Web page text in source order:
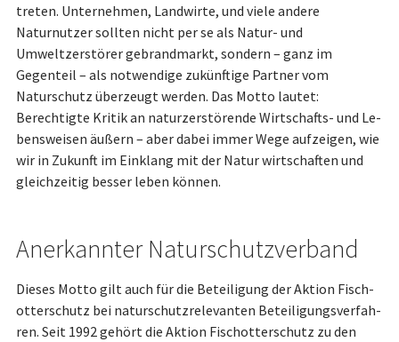
treten. Unternehmen, Landwirte, und viele andere
Naturnutzer sollten nicht per se als Natur- und
Umweltzerstörer gebrandmarkt, sondern – ganz im
Gegenteil – als notwendige zukünftige Partner vom
Naturschutz überzeugt werden. Das Motto lautet:
Berechtigte Kritik an naturzerstörende Wirtschafts- und Le­
bens­wei­sen äußern – aber dabei immer Wege aufzeigen, wie
wir in Zukunft im Einklang mit der Natur wirtschaften und
gleichzeitig besser leben können.
Anerkannter Naturschutzverband
Dieses Motto gilt auch für die Beteiligung der Aktion Fisch­
otter­schutz bei natur­schutz­re­le­vanten Be­tei­li­gungs­ver­fah­
ren. Seit 1992 gehört die Aktion Fisch­otter­schutz zu den